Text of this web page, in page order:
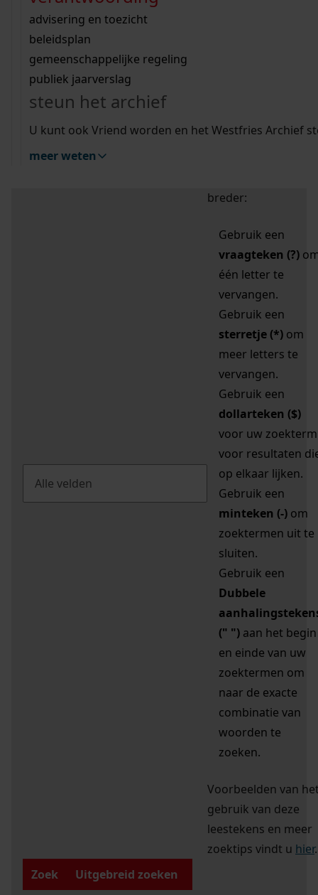
bouwvergunningen
omgevingsvergunningen
vergunningen
beeld en geluid
uitleg nodig?
Wij helpen u op weg met een aantal zoektips.
bekijk alle zoektips
Wij helpen u op weg met een aantal zoektips.
bekijk alle zoektips
bekijk ons geschiedenislokaal
advisering en toezicht
beleidsplan
gemeenschappelijke regeling
publiek jaarverslag
steun het archief
U kunt ook Vriend worden en het Westfries Archief
meer weten
zoektips
Mijn Studiezaal (inloggen)
uw zoekopdracht te
breder:
Gebruik een
vraagteken (?)
één letter te
vervangen.
Gebruik een
sterretje (*) om
meer letters te
vervangen.
Gebruik een
dollarteken ($)
voor uw zoekterm
voor resultaten
op elkaar lijken.
Gebruik een
minteken (-) om
zoektermen uit te
sluiten.
Gebruik een
Dubbele
(" ") aan het begin
en einde van uw
zoektermen om
naar de exacte
combinatie van
woorden te
zoeken.
Voorbeelden van
gebruik van deze
leestekens en meer
zoektips vindt u hier.
Zoek
Uitgebreid zoeken